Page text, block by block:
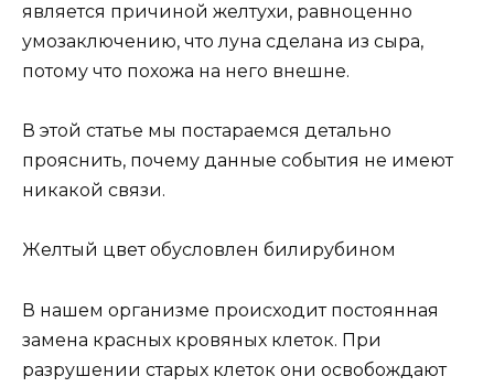
является причиной желтухи, равноценно
умозаключению, что луна сделана из сыра,
потому что похожа на него внешне.
В этой статье мы постараемся детально
прояснить, почему данные события не имеют
никакой связи.
Желтый цвет обусловлен билирубином
В нашем организме происходит постоянная
замена красных кровяных клеток. При
разрушении старых клеток они освобождают